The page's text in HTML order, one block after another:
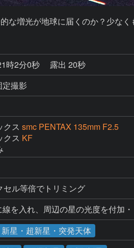
な増光が地球に届くのか？少なく
時2分0秒
露出 20秒
定撮影
クス smc PENTAX 135mm F2.5
クス KF
セル等倍でトリミング
を入れ、周辺の星の光度を付加
新星・超新星・突発天体